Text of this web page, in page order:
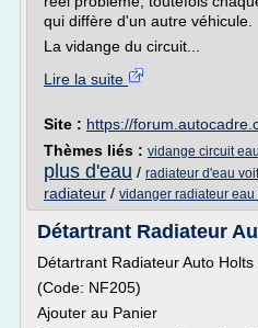
qui diffère d'un autre véhicule.
La vidange du circuit...
Lire la suite
Site : https://
Thèmes liés : vidange circuit
plus d'eau / radiateur d'eau
radiateur / vidanger radiateur eau
Détartrant Radiateur
Détartrant Radiateur Auto
(Code: NF205)
Ajouter au Panier